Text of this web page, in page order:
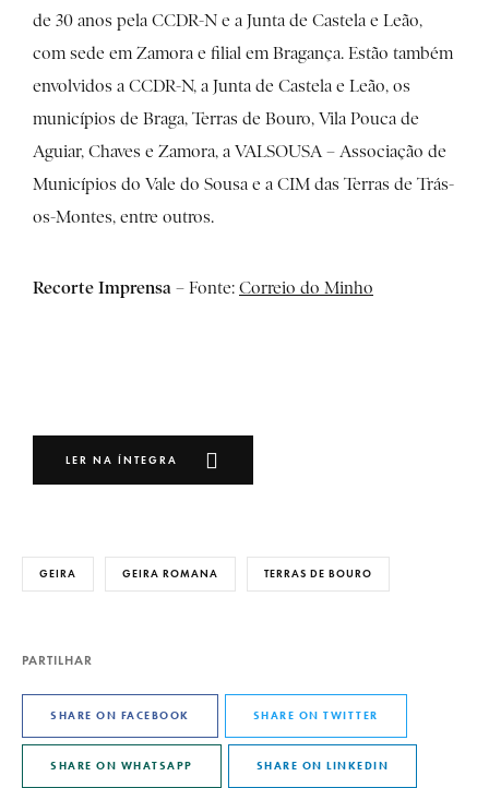
de 30 anos pela CCDR-N e a Junta de Castela e Leão,
com sede em Zamora e filial em Bragança. Estão também
envolvidos a CCDR-N, a Junta de Castela e Leão, os
municípios de Braga, Terras de Bouro, Vila Pouca de
Aguiar, Chaves e Zamora, a VALSOUSA – Associação de
Municípios do Vale do Sousa e a CIM das Terras de Trás-
os-Montes, entre outros.
Recorte Imprensa – Fonte: Correio do Minho
LER NA ÍNTEGRA
GEIRA GEIRA ROMANA TERRAS DE BOURO
PARTILHAR
SHARE ON FACEBOOK SHARE ON TWITTER
SHARE ON WHATSAPP SHARE ON LINKEDIN